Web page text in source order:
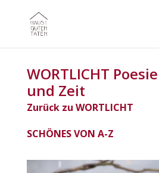
WORTLICHT
und Zeit
Zurück zu WORTLICHT
SCHÖNES VON A-Z